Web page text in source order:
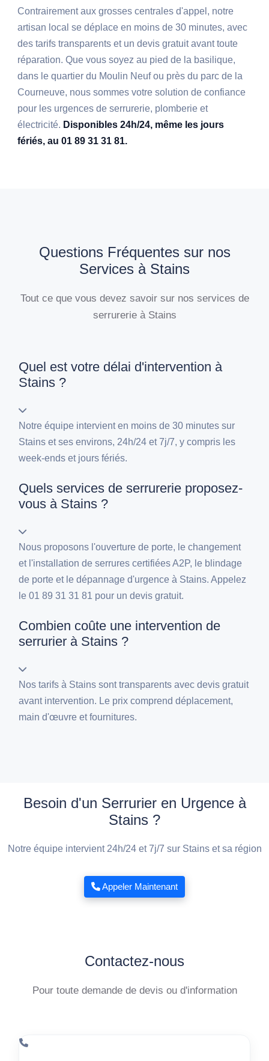
Contrairement aux grosses centrales d'appel, notre
artisan local se déplace en moins de 30 minutes, avec
des tarifs transparents et un devis gratuit avant toute
réparation. Que vous soyez au pied de la basilique,
dans le quartier du Moulin Neuf ou près du parc de la
Courneuve, nous sommes votre solution de confiance
pour les urgences de serrurerie, plomberie et
électricité. Disponibles 24h/24, même les jours
fériés, au 01 89 31 31 81.
Questions Fréquentes sur nos
Services à Stains
Tout ce que vous devez savoir sur nos services de
serrurerie à Stains
Quel est votre délai d'intervention à
Stains ?
Notre équipe intervient en moins de 30 minutes sur
Stains et ses environs, 24h/24 et 7j/7, y compris les
week-ends et jours fériés.
Quels services de serrurerie proposez-
vous à Stains ?
Nous proposons l'ouverture de porte, le changement
et l'installation de serrures certifiées A2P, le blindage
de porte et le dépannage d'urgence à Stains. Appelez
le 01 89 31 31 81 pour un devis gratuit.
Combien coûte une intervention de
serrurier à Stains ?
Nos tarifs à Stains sont transparents avec devis gratuit
avant intervention. Le prix comprend déplacement,
main d'œuvre et fournitures.
Besoin d'un Serrurier en Urgence à
Stains ?
Notre équipe intervient 24h/24 et 7j/7 sur Stains et sa région
Appeler Maintenant
Contactez-nous
Pour toute demande de devis ou d'information